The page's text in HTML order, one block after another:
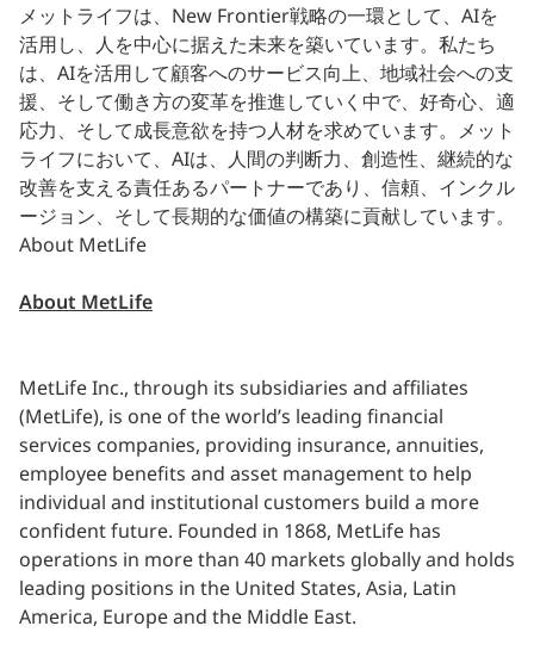
メットライフは、New Frontier戦略の一環として、AIを
活用し、人を中心に据えた未来を築いています。私たち
は、AIを活用して顧客へのサービス向上、地域社会への支
援、そして働き方の変革を推進していく中で、好奇心、適
応力、そして成長意欲を持つ人材を求めています。メット
ライフにおいて、AIは、人間の判断力、創造性、継続的な
改善を支える責任あるパートナーであり、信頼、インクル
ージョン、そして長期的な価値の構築に貢献しています。
About MetLife
About MetLife
MetLife Inc., through its subsidiaries and affiliates
(MetLife), is one of the world’s leading financial
services companies, providing insurance, annuities,
employee benefits and asset management to help
individual and institutional customers build a more
confident future. Founded in 1868, MetLife has
operations in more than 40 markets globally and holds
leading positions in the United States, Asia, Latin
America, Europe and the Middle East.